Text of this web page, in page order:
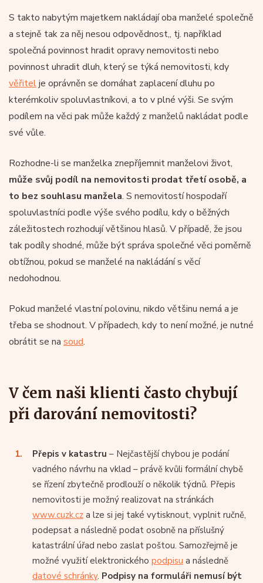
S takto nabytým majetkem nakládají oba manželé společně
a stejně tak za něj nesou odpovědnost,, tj. například
společná povinnost hradit opravy nemovitosti nebo
povinnost uhradit dluh, který se týká nemovitosti, kdy
věřitelje oprávněn se domáhat zaplacení dluhu po
kterémkoliv spoluvlastníkovi, a to v plné výši. Se svým
podílem na věci pak může každý z manželů nakládat podle
své vůle.
Rozhodne-li se manželka znepříjemnit manželovi život,
může svůj podíl na nemovitosti prodat třetí osobě, a
to bez souhlasu manžela. S nemovitostí hospodaří
spoluvlastníci podle výše svého podílu, kdy o běžných
záležitostech rozhodují většinou hlasů. V případě, že jsou
tak podíly shodné, může být správa společné věci poměrně
obtížnou, pokud se manželé na nakládání s věcí
nedohodnou.
Pokud manželé vlastní polovinu, nikdo většinu nemá a je
třeba se shodnout. V případech, kdy to není možné, je nutné
obrátit se na soud.
V čem naši klienti často chybují
při darování nemovitosti?
Přepis v katastru – Nejčastější chybou je podání
vadného návrhu na vklad – právě kvůli formální chybě
se řízení zbytečně prodlouží o několik týdnů. Přepis
nemovitosti je možný realizovat na stránkách
www.cuzk.cz a lze si jej také vytisknout, vyplnit ručně,
podepsat a následně podat osobně na příslušný
katastrální úřad nebo zaslat poštou. Samozřejmě je
možné využití elektronického podpisu a následně
datové schránky. Podpisy na formuláři nemusí být